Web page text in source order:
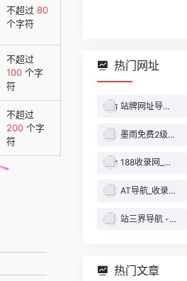
不超过 80
个字符
不超过
100 个字
符
不超过
200 个字
符
热门网址
站牌网址导航收录网 | 精选网站导航，自动秒收录服务 - 最全网址收录！
墨雨免费2级域名 - 二级域名分发服务平台
188收录网_网站收录-友情链接交换-网址收录-自动秒收录
AT导航_收录网_免费收录网站_自动收录网_秒收录
站三界导航 - 网站目录,网址提交,分类目录,网站大全,名站导航之家
热门文章